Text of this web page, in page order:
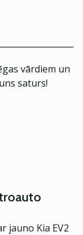
vārdiem un
saturs!
jauno Kia EV2